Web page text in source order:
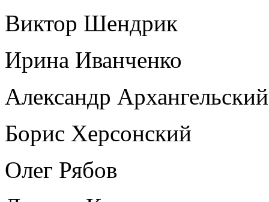
Виктор Шендрик
Ирина Иванченко
Александр Архангельский
Борис Херсонский
Олег Рябов